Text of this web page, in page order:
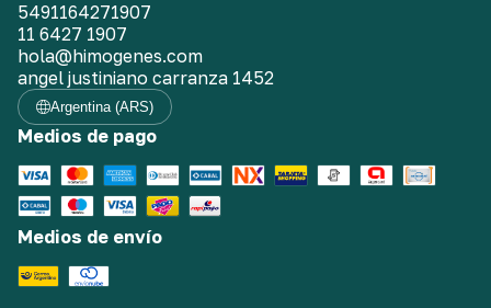
5491164271907
11 6427 1907
hola@himogenes.com
angel justiniano carranza 1452
Argentina (ARS)
Medios de pago
Medios de envío